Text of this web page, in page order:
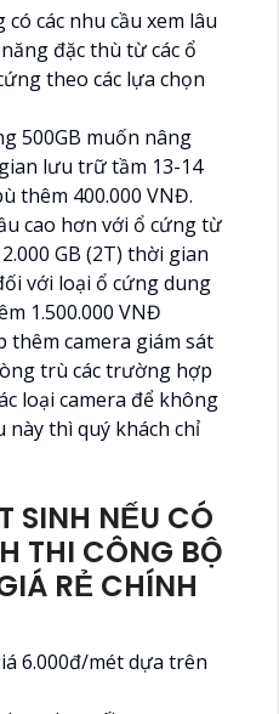
các nhu cầu xem lâu
đặc thù từ các ổ
theo các lựa chọn
500GB muốn nâng
lưu trữ tầm 13-14
thêm 400.000 VNĐ.
cao hơn với ổ cứng từ
GB (2T) thời gian
với loại ổ cứng dung
1.500.000 VNĐ
thêm camera giám sát
trù các trường hợp
loại camera để không
này thì quý khách chỉ
SINH NẾU CÓ
THI CÔNG BỘ
RẺ CHÍNH
6.000đ/mét dựa trên